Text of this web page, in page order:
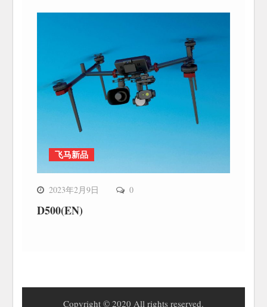
飞马新品
2023年2月9日 0
D500(EN)
Copyright © 2020 All rights reserved.